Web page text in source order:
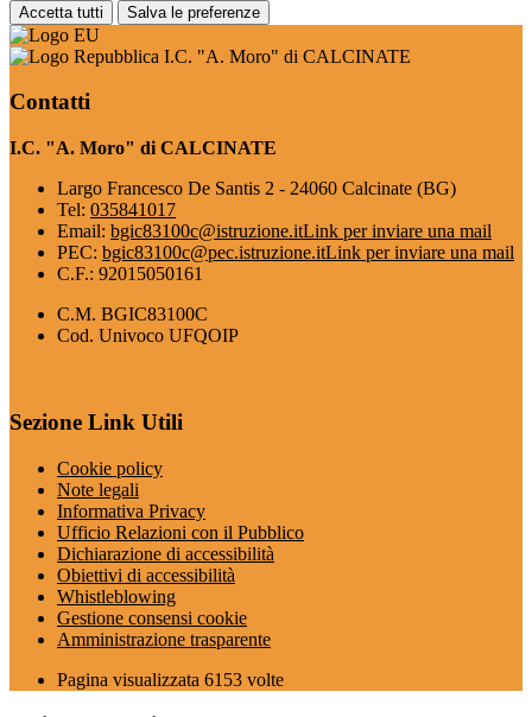
Accetta tutti Salva le preferenze
I.C. "A. Moro" di CALCINATE
Contatti
I.C. "A. Moro" di CALCINATE
Largo Francesco De Santis 2 - 24060 Calcinate (BG)
Tel: 035841017
Email: bgic83100c@istruzione.itLink per inviare una mail
PEC: bgic83100c@pec.istruzione.itLink per inviare una mail
C.F.: 92015050161
C.M. BGIC83100C
Cod. Univoco UFQOIP
Sezione Link Utili
Cookie policy
Note legali
Informativa Privacy
Ufficio Relazioni con il Pubblico
Dichiarazione di accessibilità
Obiettivi di accessibilità
Whistleblowing
Gestione consensi cookie
Amministrazione trasparente
Pagina visualizzata 6153 volte